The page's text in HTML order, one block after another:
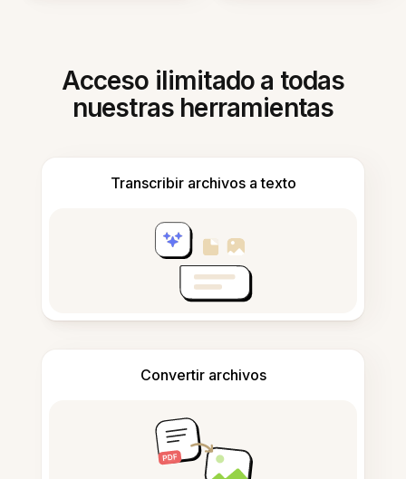
Acceso ilimitado a todas
nuestras herramientas
Transcribir archivos a texto
Convertir archivos